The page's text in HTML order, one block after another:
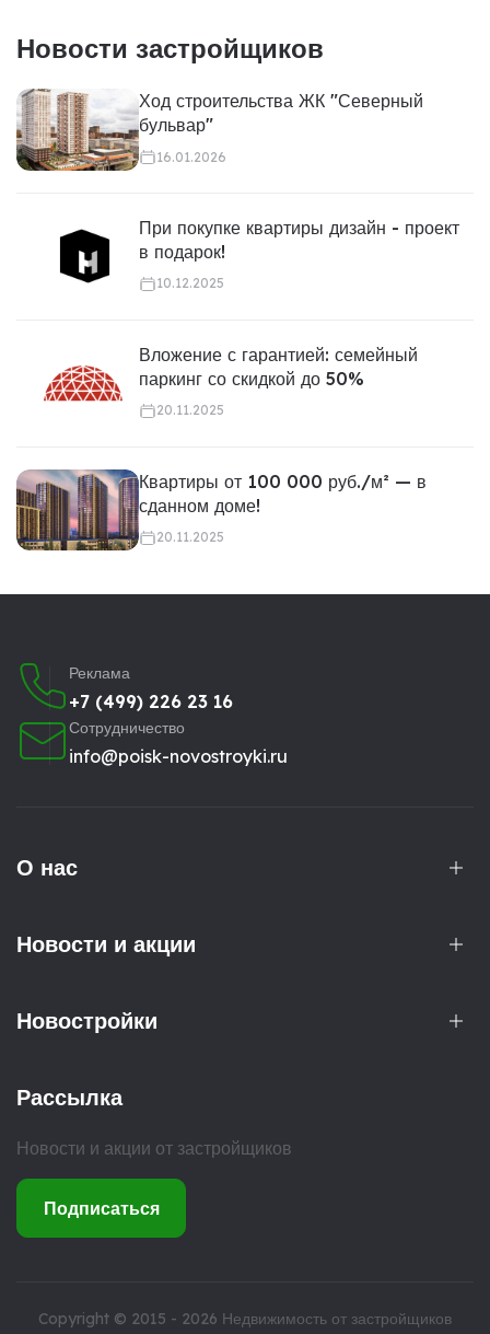
Новости застройщиков
Ход строительства ЖК "Северный
бульвар"
16.01.2026
При покупке квартиры дизайн - проект
в подарок!
10.12.2025
Вложение с гарантией: семейный
паркинг со скидкой до 50%
20.11.2025
Квартиры от 100 000 руб./м² — в
сданном доме!
20.11.2025
Реклама
+7 (499) 226 23 16
Сотрудничество
info@poisk-novostroyki.ru
О нас
Новости и акции
Новостройки
Рассылка
Новости и акции от застройщиков
Подписаться
Copyright © 2015 - 2026 Недвижимость от застройщиков